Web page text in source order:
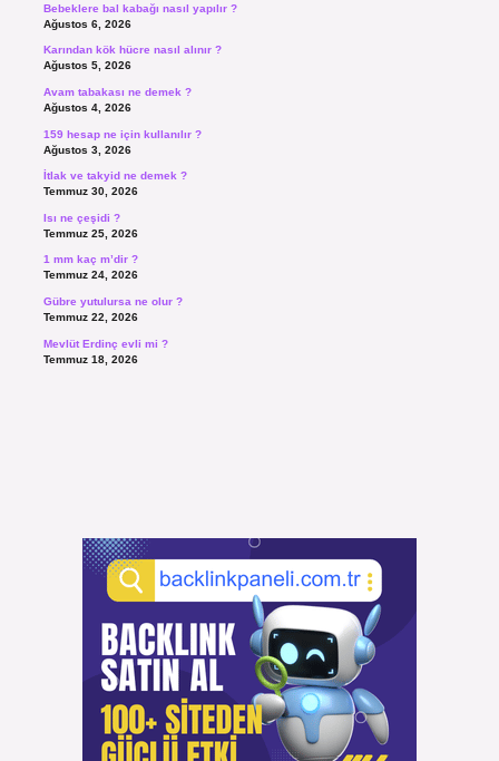
Bebeklere bal kabağı nasıl yapılır ?
Ağustos 6, 2026
Karından kök hücre nasıl alınır ?
Ağustos 5, 2026
Avam tabakası ne demek ?
Ağustos 4, 2026
159 hesap ne için kullanılır ?
Ağustos 3, 2026
İtlak ve takyid ne demek ?
Temmuz 30, 2026
Isı ne çeşidi ?
Temmuz 25, 2026
1 mm kaç m’dir ?
Temmuz 24, 2026
Gübre yutulursa ne olur ?
Temmuz 22, 2026
Mevlüt Erdinç evli mi ?
Temmuz 18, 2026